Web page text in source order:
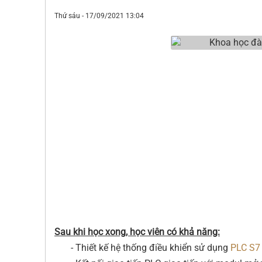
Thứ sáu - 17/09/2021 13:04
Sau khi học xong, học viên có khả năng:
- Thiết kế hệ thống điều khiển sử dụng PLC